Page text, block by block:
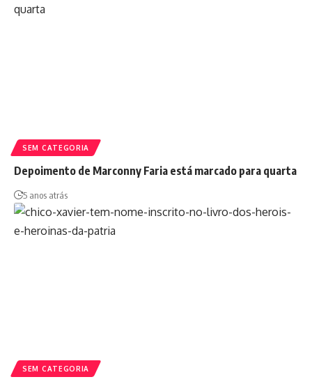
SEM CATEGORIA
Depoimento de Marconny Faria está marcado para quarta
5 anos atrás
SEM CATEGORIA